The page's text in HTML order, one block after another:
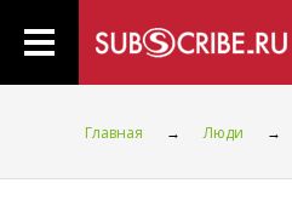
Главная → Люди →